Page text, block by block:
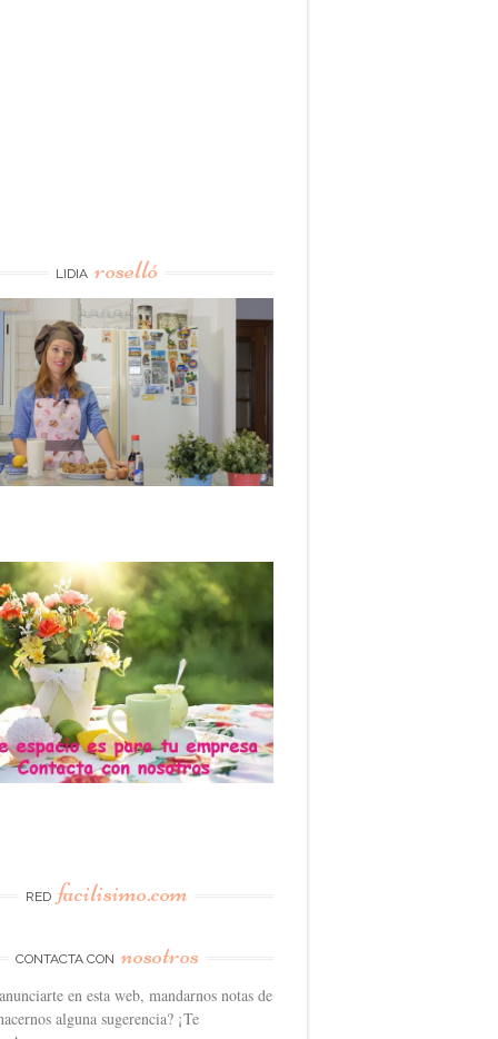
LIDIA roselló
RED facilisimo.com
CONTACTA CON nosotros
en esta web, mandarnos notas de
alguna sugerencia? ¡Te